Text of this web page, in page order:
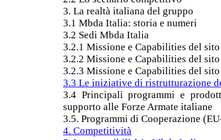
3. La realtà italiana del gruppo
3.1 Mbda Italia: storia e numeri
3.2 Sedi Mbda Italia
3.2.1 Missione e Capabilities del
3.2.2 Missione e Capabilities del
3.2.3 Missione e Capabilities del
3.3 Le iniziative di ristrutturazione
3.4 Principali programmi e
supporto alle Forze Armate italiane
3.5. Programmi di Cooperazione
4. Competitività